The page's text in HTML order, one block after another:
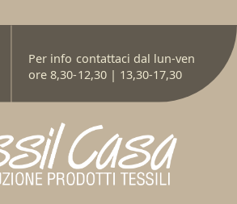
Per info contattaci dal lun-ven
ore 8,30-12,30 | 13,30-17,30